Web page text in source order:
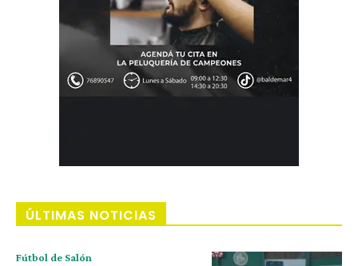
ÚLTIMAS NOTICIAS
Fútbol de Salón